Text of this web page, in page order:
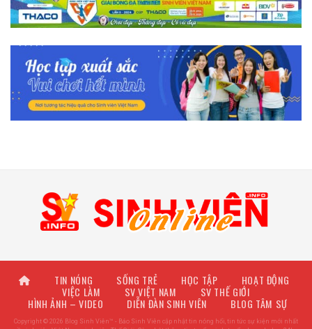
TIN NÓNG SỐNG TRẺ HỌC TẬP
HOẠT ĐỘNG
VIỆC LÀM
SV VIỆT NAM
SV THẾ GIỚI
HÌNH ẢNH – VIDEO
DIỄN ĐÀN SINH VIÊN BLOG TÂM SỰ
Copyright © 2026 Blog Sinh Viên™ - Báo Sinh Viên cập nhật tin nóng hổi, tin tức sự kiện mới nhất